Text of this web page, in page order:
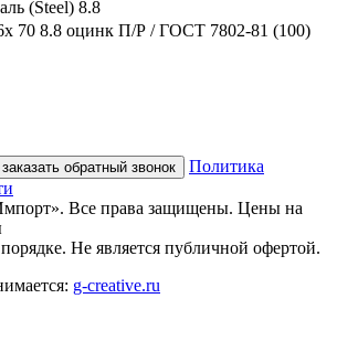
(Steel) 8.8
заказать обратный звонок
Политика
Все права защищены. Цены на
Не является публичной офертой.
g-creative.ru